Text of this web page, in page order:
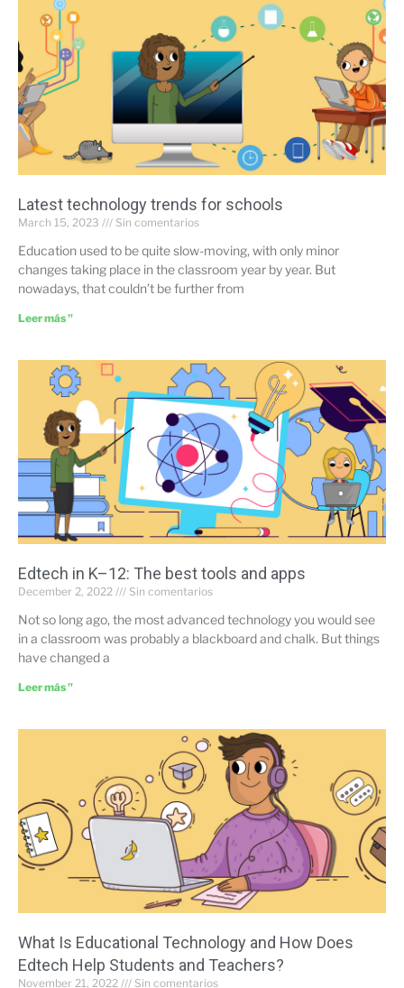
Latest technology trends for schools
March 15, 2023 Sin comentarios
Education used to be quite slow-moving, with only minor
changes taking place in the classroom year by year. But
nowadays, that couldn’t be further from
Leer más "
Edtech in K–12: The best tools and apps
December 2, 2022 Sin comentarios
Not so long ago, the most advanced technology you would see
in a classroom was probably a blackboard and chalk. But things
have changed a
Leer más "
What Is Educational Technology and How Does
Edtech Help Students and Teachers?
November 21, 2022 Sin comentarios